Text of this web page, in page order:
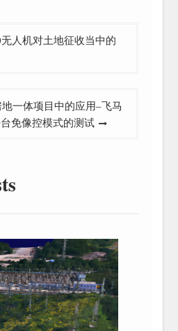
人机对土地征收当中的
一体项目中的应用–飞马
免像控模式的测试